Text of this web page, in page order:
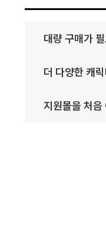
대량 구매가
더 다양한 캐
지원몰을 처음